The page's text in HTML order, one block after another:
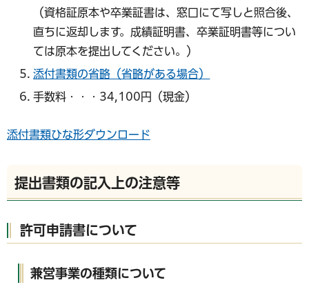
（資格証原本や卒業証書は、窓口にて写しと照合後、
直ちに返却します。成績証明書、卒業証明書等につい
ては原本を提出してください。）
添付書類の省略（省略がある場合）
手数料・・・34,100円（現金）
添付書類ひな形ダウンロード
提出書類の記入上の注意等
許可申請書について
兼営事業の種類について